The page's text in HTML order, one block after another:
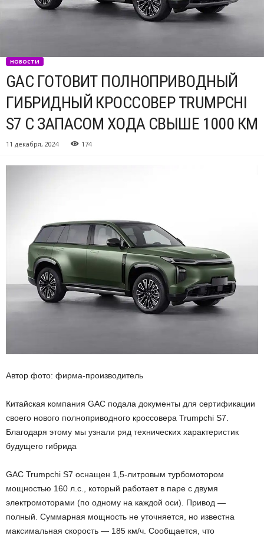
НОВОСТИ
GAC ГОТОВИТ ПОЛНОПРИВОДНЫЙ
ГИБРИДНЫЙ КРОССОВЕР TRUMPCHI
S7 С ЗАПАСОМ ХОДА СВЫШЕ 1000 КМ
11 декабря, 2024 174
Автор фото: фирма-производитель
Китайская компания GAC подала документы для сертификации
своего нового полноприводного кроссовера Trumpchi S7.
Благодаря этому мы узнали ряд технических характеристик
будущего гибрида
GAC Trumpchi S7 оснащен 1,5-литровым турбомотором
мощностью 160 л.с., который работает в паре с двумя
электромоторами (по одному на каждой оси). Привод —
полный. Суммарная мощность не уточняется, но известна
максимальная скорость — 185 км/ч. Сообщается, что